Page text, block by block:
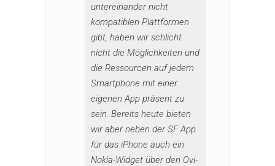
untereinander nicht
kompatiblen Plattformen
gibt, haben wir schlicht
nicht die Möglichkeiten und
die Ressourcen auf jedem
Smartphone mit einer
eigenen App präsent zu
sein. Bereits heute bieten
wir aber neben der SF App
für das iPhone auch ein
Nokia-Widget über den Ovi-